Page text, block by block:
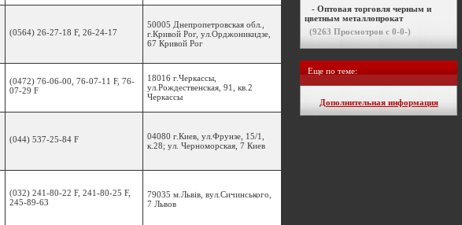
(0564) 26-27-18 F, 26-24-17
50005 Днепропетровская обл.,
г.Кривой Рог, ул.Орджоникидзе,
67 Кривой Рог
(0472) 76-06-00, 76-07-11 F, 76-
07-29 F
18016 г.Черкассы,
ул.Рождественская, 91, кв.2
Черкассы
(044) 537-25-84 F
04080 г.Киев, ул.Фрунзе, 15/1,
к.28; ул. Черноморская, 7 Киев
(032) 241-80-22 F, 241-80-25 F,
245-89-63
79035 м.Львів, вул.Сичинського,
7 Львов
- Оптовая торговля черным и
цветным металлопрокат
(9263 Просмотров с 0-0-)
Еще по теме:
Дополнительная информация